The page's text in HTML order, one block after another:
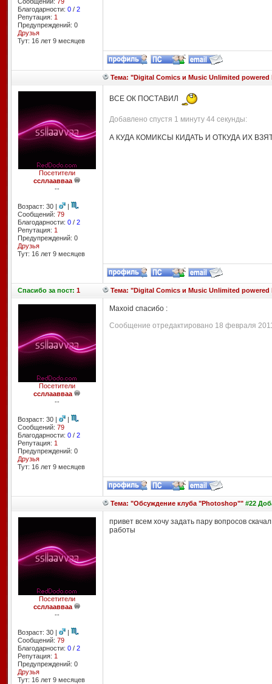
Благодарности: 0/ 2
Репутация: 1
Предупреждений: 0
Друзья
Тут: 16 лет 9 месяцев
Тема: "Digital Comics и Music Unlimited powered
Посетители
ссллаавваа
--
Возраст: 30 |
|
Сообщений: 79
Благодарности: 0/ 2
Репутация: 1
Предупреждений: 0
Друзья
Тут: 16 лет 9 месяцев
ВСЕ ОК ПОСТАВИЛ
Добавлено спустя 1 минуту 44 секунды:
А КУДА КОМИКСЫ КИДАТЬ И ОТКУДА ИХ
Спасибоза пост: 1 Тема: "Digital Comics и Music Unlimited powered
Посетители
ссллаавваа
--
Возраст: 30 |
|
Сообщений: 79
Благодарности: 0/ 2
Репутация: 1
Предупреждений: 0
Друзья
Тут: 16 лет 9 месяцев
Maxoid спасибо :
Сообщение отредактировано 18 февраля
Тема: "Обсуждение клуба "Photoshop""#22
Посетители
ссллаавваа
--
Возраст: 30 |
|
Сообщений: 79
Благодарности: 0/ 2
Репутация: 1
Предупреждений: 0
Друзья
Тут: 16 лет 9 месяцев
привет всем хочу задать пару вопросов
работы